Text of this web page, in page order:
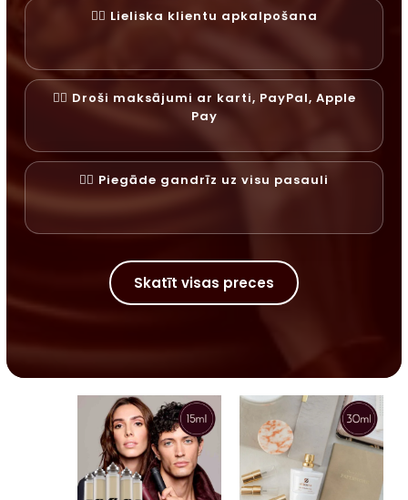
✓⃝ Lieliska klientu apkalpošana
✓⃝ Droši maksājumi ar karti, PayPal, Apple
Pay
✓⃝ Piegāde gandrīz uz visu pasauli
Skatīt visas preces